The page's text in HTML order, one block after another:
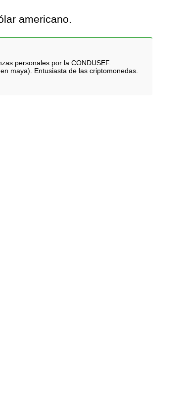
americano.
personales por la CONDUSEF.
maya). Entusiasta de las criptomonedas.